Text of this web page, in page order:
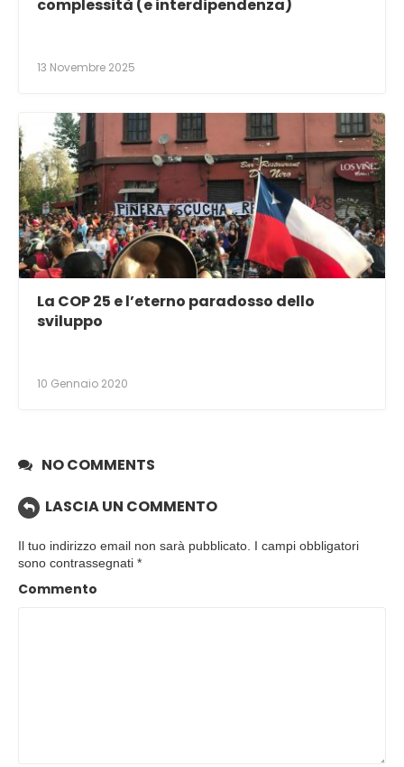
complessità (e interdipendenza)
13 Novembre 2025
La COP 25 e l’eterno paradosso dello
sviluppo
10 Gennaio 2020
NO COMMENTS
LASCIA UN COMMENTO
Il tuo indirizzo email non sarà pubblicato. I campi obbligatori
sono contrassegnati *
Commento